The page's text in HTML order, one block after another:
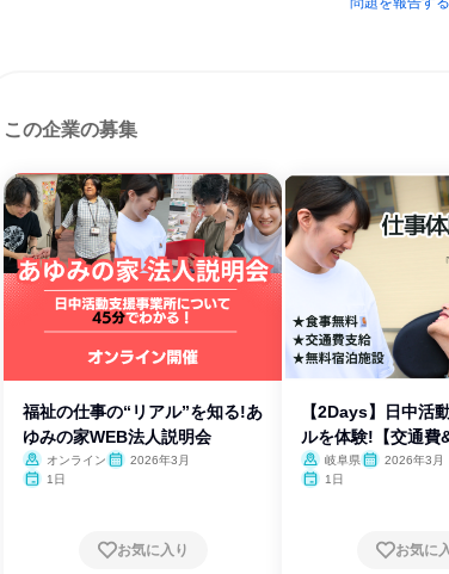
この企業の募集
福祉の仕事の“リアル”を知る!あ
ゆみの家WEB法人説明会
オンライン
2026年3月
1日
お気に入り
【2Days】日中活
ルを体験!【交通費
岐阜県
2026年3月
1日
お気に